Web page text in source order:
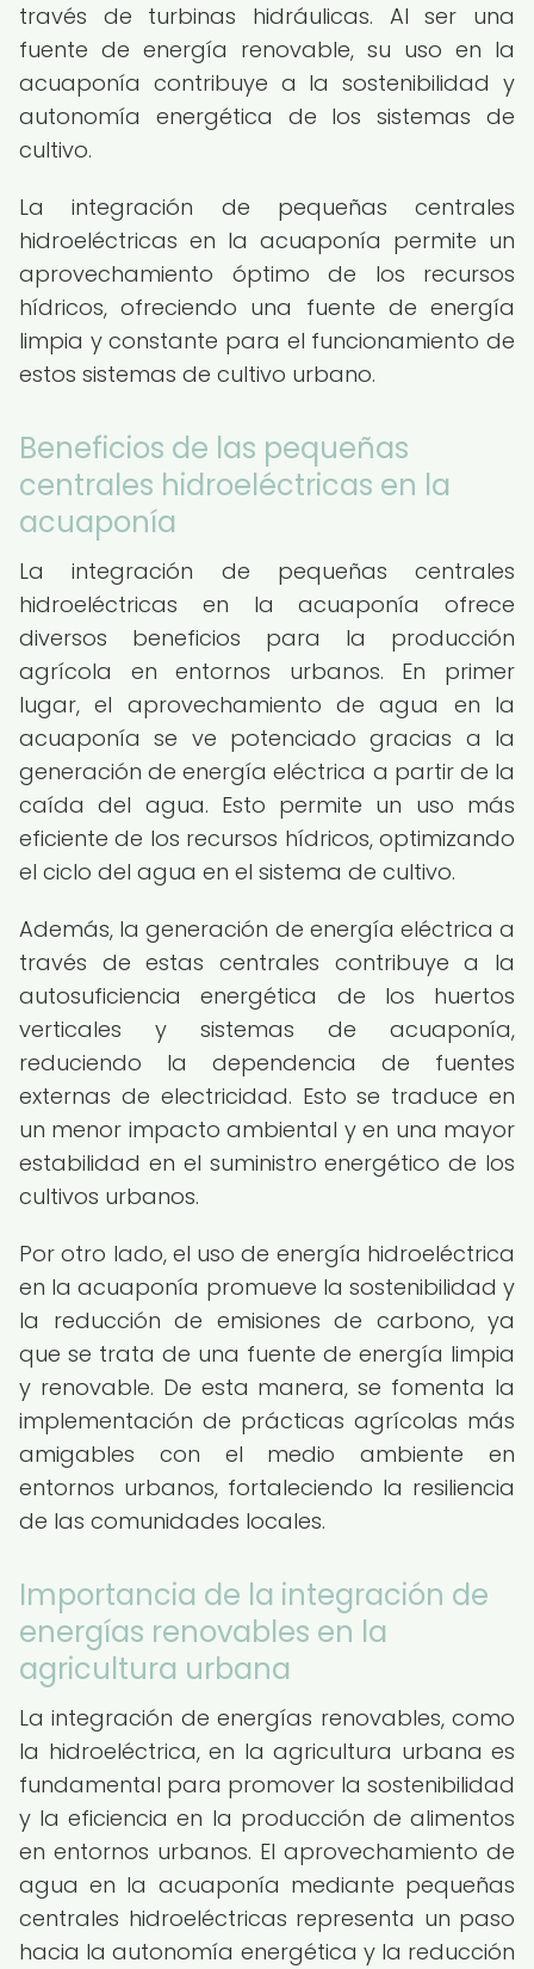
través de turbinas hidráulicas. Al ser una
fuente de energía renovable, su uso en la
acuaponía contribuye a la sostenibilidad y
autonomía energética de los sistemas de
cultivo.
La integración de pequeñas centrales
hidroeléctricas en la acuaponía permite un
aprovechamiento óptimo de los recursos
hídricos, ofreciendo una fuente de energía
limpia y constante para el funcionamiento de
estos sistemas de cultivo urbano.
Beneficios de las pequeñas
centrales hidroeléctricas en la
acuaponía
La integración de pequeñas centrales
hidroeléctricas en la acuaponía ofrece
diversos beneficios para la producción
agrícola en entornos urbanos. En primer
lugar, el aprovechamiento de agua en la
acuaponía se ve potenciado gracias a la
generación de energía eléctrica a partir de la
caída del agua. Esto permite un uso más
eficiente de los recursos hídricos, optimizando
el ciclo del agua en el sistema de cultivo.
Además, la generación de energía eléctrica a
través de estas centrales contribuye a la
autosuficiencia energética de los huertos
verticales y sistemas de acuaponía,
reduciendo la dependencia de fuentes
externas de electricidad. Esto se traduce en
un menor impacto ambiental y en una mayor
estabilidad en el suministro energético de los
cultivos urbanos.
Por otro lado, el uso de energía hidroeléctrica
en la acuaponía promueve la sostenibilidad y
la reducción de emisiones de carbono, ya
que se trata de una fuente de energía limpia
y renovable. De esta manera, se fomenta la
implementación de prácticas agrícolas más
amigables con el medio ambiente en
entornos urbanos, fortaleciendo la resiliencia
de las comunidades locales.
Importancia de la integración de
energías renovables en la
agricultura urbana
La integración de energías renovables, como
la hidroeléctrica, en la agricultura urbana es
fundamental para promover la sostenibilidad
y la eficiencia en la producción de alimentos
en entornos urbanos. El aprovechamiento de
agua en la acuaponía mediante pequeñas
centrales hidroeléctricas representa un paso
hacia la autonomía energética y la reducción